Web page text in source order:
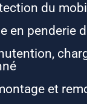
du
en penderie
et